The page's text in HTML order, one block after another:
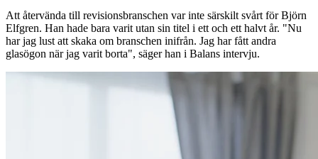
Att återvända till revisionsbranschen var inte särskilt svårt för Björn
Elfgren. Han hade bara varit utan sin titel i ett och ett halvt år. "Nu
har jag lust att skaka om branschen inifrån. Jag har fått andra
glasögon när jag varit borta", säger han i Balans intervju.